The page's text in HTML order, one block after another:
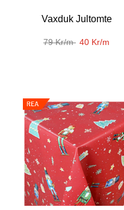
Vaxduk Jultomte
79 Kr/m 40 Kr/m